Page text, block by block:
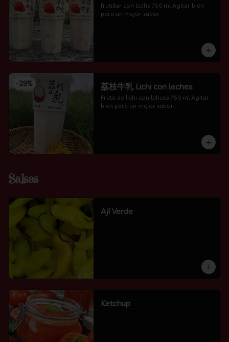
frutillar con lcehs 750 ml Agitar bien
para un mejor sabor.
-29% 荔枝牛乳 Lichi con leches
Fruta de lichi con lehces 750 ml Agitar
bien para un mejor sabor.
Salsas
Ají Verde
Ketchup